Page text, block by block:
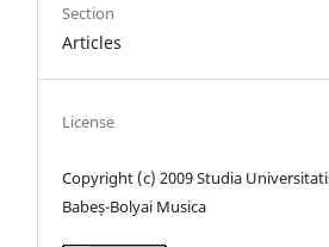
Section
Articles
License
Copyright (c) 2009 Studia
Babeș-Bolyai Musica